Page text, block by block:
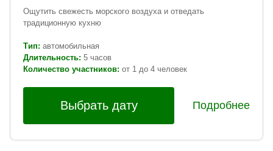
Ощутить свежесть морского воздуха и отведать
традиционную кухню
Тип: автомобильная
Длительность: 5 часов
Количество участников: от 1 до 4 человек
Выбрать дату Подробнее